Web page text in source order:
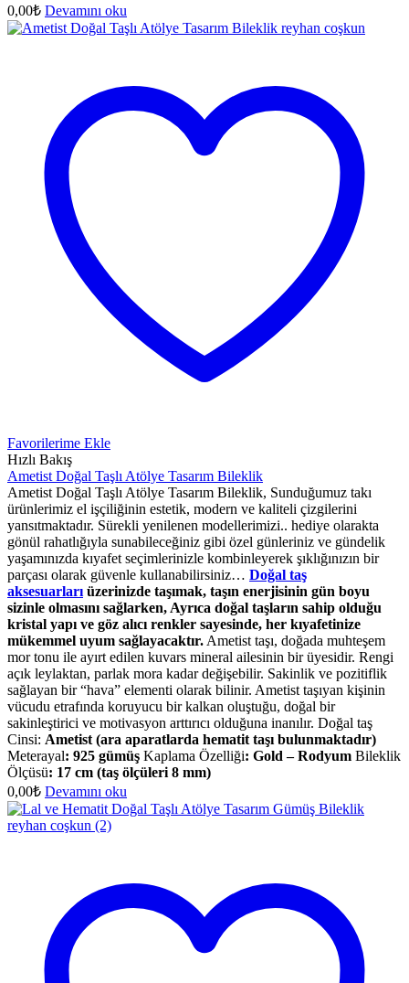
0,00₺ Devamını oku
Favorilerime Ekle
Hızlı Bakış
Ametist Doğal Taşlı Atölye Tasarım Bileklik
Ametist Doğal Taşlı Atölye Tasarım Bileklik, Sunduğumuz takı
ürünlerimiz el işçiliğinin estetik, modern ve kaliteli çizgilerini
yansıtmaktadır. Sürekli yenilenen modellerimizi.. hediye olarakta
gönül rahatlığıyla sunabileceğiniz gibi özel günleriniz ve gündelik
yaşamınızda kıyafet seçimlerinizle kombinleyerek şıklığınızın bir
parçası olarak güvenle kullanabilirsiniz… Doğal taş
aksesuarları üzerinizde taşımak, taşın enerjisinin gün boyu
sizinle olmasını sağlarken, Ayrıca doğal taşların sahip olduğu
kristal yapı ve göz alıcı renkler sayesinde, her kıyafetinize
mükemmel uyum sağlayacaktır. Ametist taşı, doğada muhteşem
mor tonu ile ayırt edilen kuvars mineral ailesinin bir üyesidir. Rengi
açık leylaktan, parlak mora kadar değişebilir. Sakinlik ve pozitiflik
sağlayan bir “hava” elementi olarak bilinir. Ametist taşıyan kişinin
vücudu etrafında koruyucu bir kalkan oluştuğu, doğal bir
sakinleştirici ve motivasyon arttırıcı olduğuna inanılır. Doğal taş
Cinsi: Ametist (ara aparatlarda hematit taşı bulunmaktadır)
Meterayal: 925 gümüş Kaplama Özelliği: Gold – Rodyum Bileklik
Ölçüsü: 17 cm (taş ölçüleri 8 mm)
0,00₺ Devamını oku